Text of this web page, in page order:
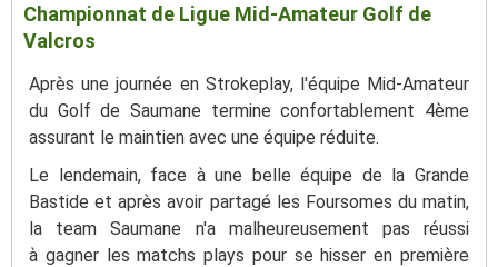
Championnat de Ligue Mid-Amateur Golf de
Valcros
Après une journée en Strokeplay, l'équipe Mid-Amateur
du Golf de Saumane termine confortablement 4ème
assurant le maintien avec une équipe réduite.
Le lendemain, face à une belle équipe de la Grande
Bastide et après avoir partagé les Foursomes du matin,
la team Saumane n'a malheureusement pas réussi
à gagner les matchs plays pour se hisser en première